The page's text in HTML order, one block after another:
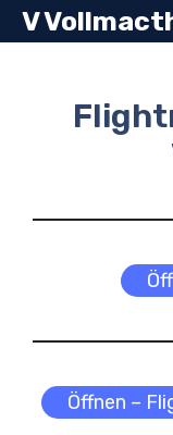
Zum
Inhalt
V
Öffnen –